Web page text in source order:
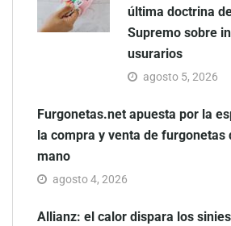
última doctrina
Supremo sobre
usurarios
agosto 5, 2026
Furgonetas.net apuesta por la
la compra y venta de furgonetas
mano
agosto 4, 2026
Allianz: el calor dispara los